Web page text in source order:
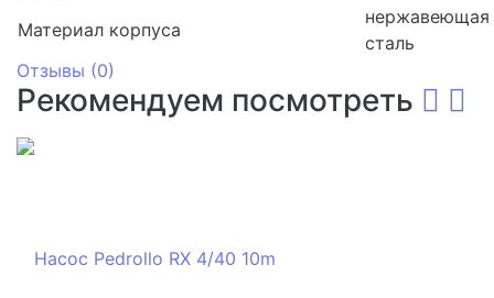
Материал корпуса
нержавеющая
сталь
Отзывы (0)
Рекомендуем посмотреть